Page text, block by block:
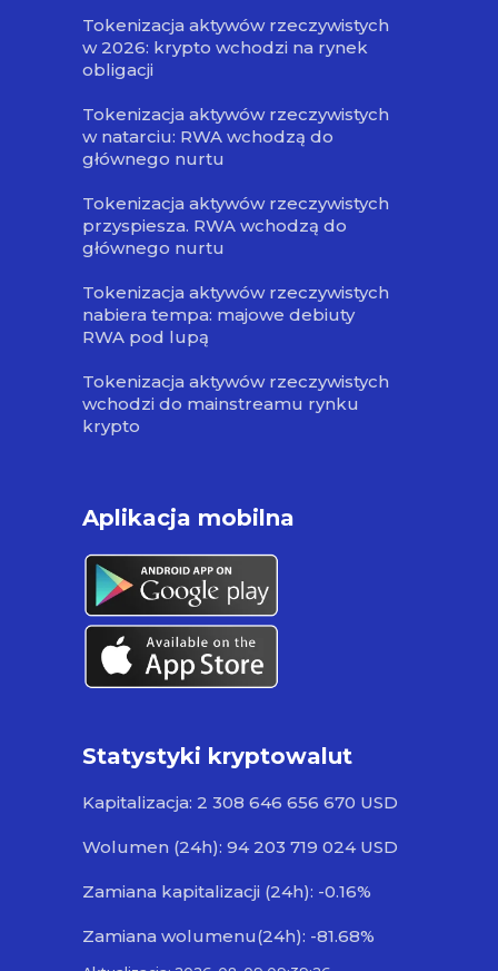
Tokenizacja aktywów rzeczywistych
w 2026: krypto wchodzi na rynek
obligacji
Tokenizacja aktywów rzeczywistych
w natarciu: RWA wchodzą do
głównego nurtu
Tokenizacja aktywów rzeczywistych
przyspiesza. RWA wchodzą do
głównego nurtu
Tokenizacja aktywów rzeczywistych
nabiera tempa: majowe debiuty
RWA pod lupą
Tokenizacja aktywów rzeczywistych
wchodzi do mainstreamu rynku
krypto
Aplikacja mobilna
Statystyki kryptowalut
Kapitalizacja: 2 308 646 656 670 USD
Wolumen (24h): 94 203 719 024 USD
Zamiana kapitalizacji (24h): -0.16%
Zamiana wolumenu(24h): -81.68%